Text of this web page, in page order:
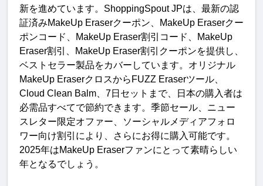
新を進めています。 ShoppingSpout JPは、最新の認
証済みMakeUp Eraserクーポン、 MakeUp Eraserクー
ポンコード、
MakeUp Eraser割引コード、
MakeUp
Eraser割引、 MakeUp Eraser割引クーポンを提供し、
ベストセラー製品をカバーしています。オリジナル
MakeUp Eraserクロスから FUZZ Eraserツール、
Cloud Clean Balm
7日セットまで、日本の購入者は
必需品すべてで節約できます。季節セール、ニュー
スレター限定オファー、ソーシャルメディアフォロ
ワー向け割引により、さらにお得に購入可能です。
2025年はMakeUp Eraserファンにとって素晴らしい
年となるでしょう 。